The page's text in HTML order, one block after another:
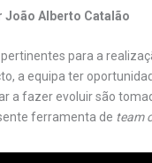
João Alberto Catalão
para a
a equipa ter
a fazer evoluir são
ferramenta de team